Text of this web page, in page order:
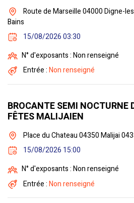
Route de Marseille 04000 Digne-
Bains
15/08/2026 03:30
N° d'exposants : Non renseigné
Entrée :Non renseigné
BROCANTE SEMI NOCTURNE
FÊTES MALIJAIEN
Place du Chateau 04350 Malijai
15/08/2026 15:00
N° d'exposants : Non renseigné
Entrée :Non renseigné